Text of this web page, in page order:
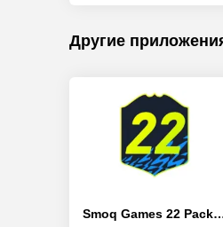
Другие
Smoq Games 22